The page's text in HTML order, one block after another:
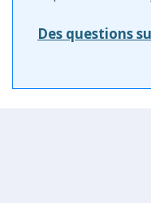
Des questions